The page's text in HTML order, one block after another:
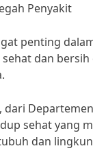
Penyakit
penting
dan
sehat yang
dan